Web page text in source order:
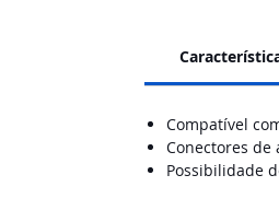
Compatível
Conectores
Possibilidade